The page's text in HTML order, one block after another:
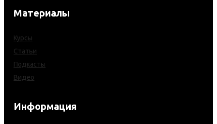
Материалы
Курсы
Статьи
Подкасты
Видео
Информация